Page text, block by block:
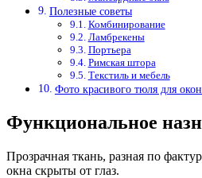
Полезные советы
Комбинирование
Ламбрекены
Портьера
Римская штора
Текстиль и мебель
Фото красивого тюля для
Функциональное
Прозрачная ткань, разная по
окна скрыты от глаз.